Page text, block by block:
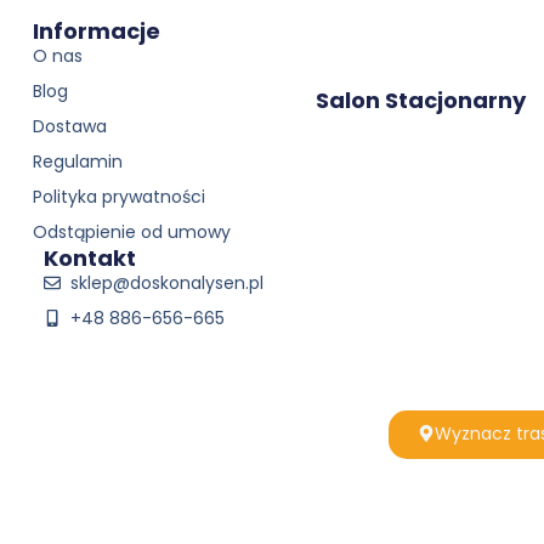
Informacje
O nas
Blog
Dostawa
Regulamin
Polityka prywatności
Odstąpienie od umowy
Kontakt
sklep@doskonalysen.pl
+48 886-656-665
Salon Stacjonarny
Wyznacz